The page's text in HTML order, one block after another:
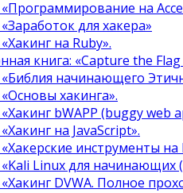
«Программирование на
для хакера»
на Ruby».
книга: «Capture the
начинающего
хакинга».
bWAPP (buggy web
на JavaScript».
инструменты на
Linux для начинающих
DVWA. Полное